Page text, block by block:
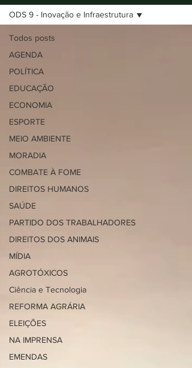
Todos posts
AGENDA
POLÍTICA
EDUCAÇÃO
ECONOMIA
ESPORTE
MEIO AMBIENTE
MORADIA
COMBATE À FOME
DIREITOS HUMANOS
SAÚDE
PARTIDO DOS TRABALHADORES
DIREITOS DOS ANIMAIS
MÍDIA
AGROTÓXICOS
Ciência e Tecnologia
REFORMA AGRÁRIA
ELEIÇÕES
NA IMPRENSA
EMENDAS
ODS 9 - Inovação e Infraestrutura